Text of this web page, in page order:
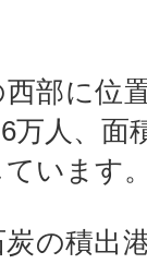
部に位
万人、面
います
の積出